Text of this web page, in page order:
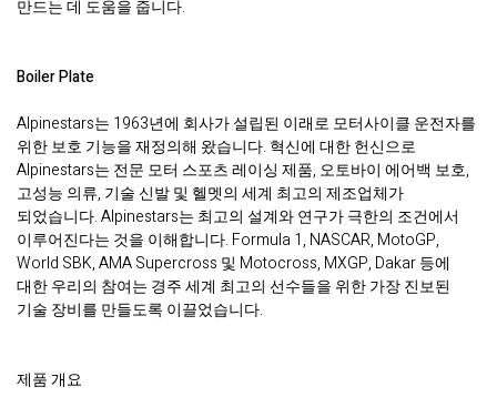
만드는 데 도움을 줍니다.
Boiler Plate
Alpinestars는 1963년에 회사가 설립된 이래로 모터사이클 운전자를
위한 보호 기능을 재정의해 왔습니다. 혁신에 대한 헌신으로
Alpinestars는 전문 모터 스포츠 레이싱 제품, 오토바이 에어백 보호,
고성능 의류, 기술 신발 및 헬멧의 세계 최고의 제조업체가
되었습니다. Alpinestars는 최고의 설계와 연구가 극한의 조건에서
이루어진다는 것을 이해합니다. Formula 1, NASCAR, MotoGP,
World SBK, AMA Supercross 및 Motocross, MXGP, Dakar 등에
대한 우리의 참여는 경주 세계 최고의 선수들을 위한 가장 진보된
기술 장비를 만들도록 이끌었습니다.
제품 개요